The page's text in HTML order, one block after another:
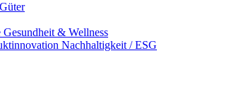
Gesundheit & Wellness
Nachhaltigkeit / ESG